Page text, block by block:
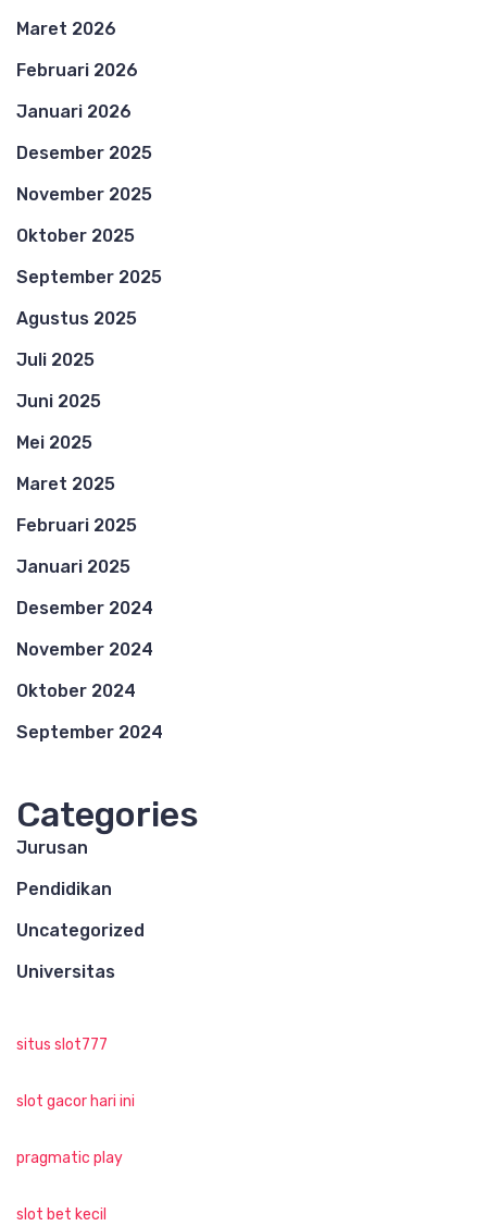
Maret 2026
Februari 2026
Januari 2026
Desember 2025
November 2025
Oktober 2025
September 2025
Agustus 2025
Juli 2025
Juni 2025
Mei 2025
Maret 2025
Februari 2025
Januari 2025
Desember 2024
November 2024
Oktober 2024
September 2024
Categories
Jurusan
Pendidikan
Uncategorized
Universitas
situs slot777
slot gacor hari ini
pragmatic play
slot bet kecil